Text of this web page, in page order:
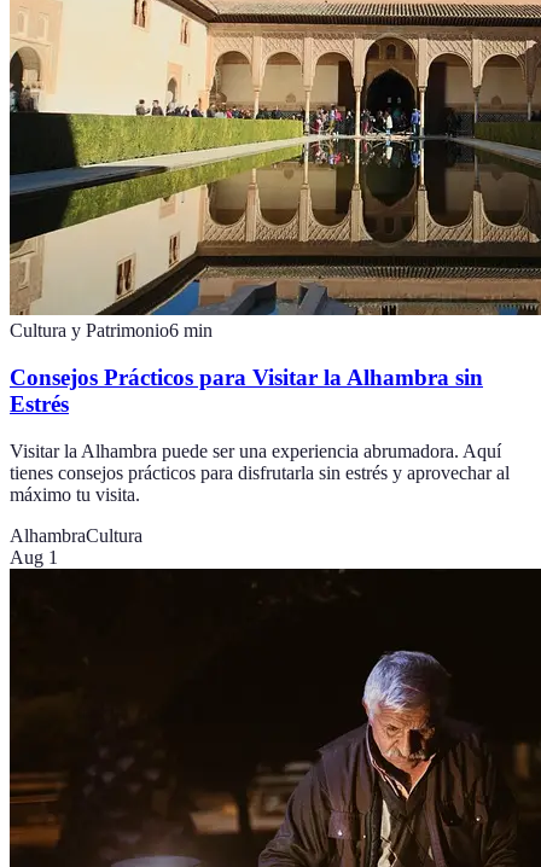
Cultura y Patrimonio6 min
Consejos Prácticos para Visitar la Alhambra sin
Estrés
Visitar la Alhambra puede ser una experiencia abrumadora. Aquí
tienes consejos prácticos para disfrutarla sin estrés y aprovechar al
máximo tu visita.
AlhambraCultura
Aug 1